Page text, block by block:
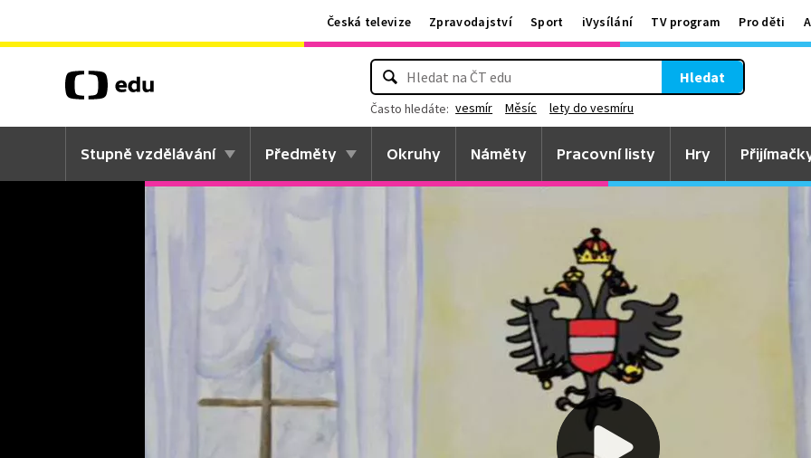
Česká televize Zpravodajství Sport iVysílání TV program Pro děti
Hledat
Často hledáte: vesmír Měsíc lety do vesmíru
Stupně vzdělávání Předměty Okruhy Náměty Pracovní listy Hry